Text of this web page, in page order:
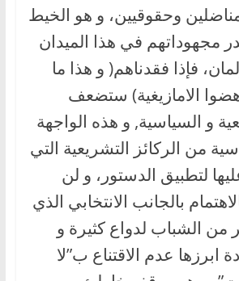
وحقوقيين، و هو الخيط
مجهوداتهم في هذا الميدان
فإذا فقدناهم( و هذا ما
الامازيغية) ستضعف
و السياسية, و هذه الواجهة
من الركائز التشريعية التي
لتطبيق الدستور، و لن
بالجانب الانتخابي الذي
من الشباب لدواع كثيرة و
ابرزها عدم الاقتناع ب”لا